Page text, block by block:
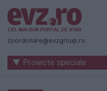
Știri
naționale
internaționale
coordonare@evzgroup.ro
▼ Proiecte speciale